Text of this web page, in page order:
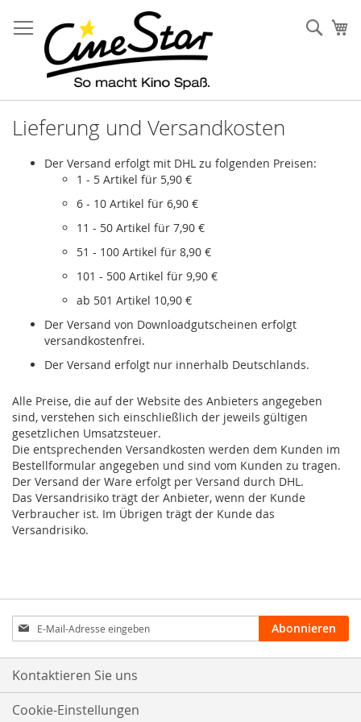
zum
Inhalt
Lieferung und Versandkosten
Der Versand erfolgt mit DHL zu folgenden Preisen:
1 - 5 Artikel für 5,90 €
6 - 10 Artikel für 6,90 €
11 - 50 Artikel für 7,90 €
51 - 100 Artikel für 8,90 €
101 - 500 Artikel für 9,90 €
ab 501 Artikel 10,90 €
Der Versand von Downloadgutscheinen erfolgt
versandkostenfrei.
Der Versand erfolgt nur innerhalb Deutschlands.
Alle Preise, die auf der Website des Anbieters angegeben
sind, verstehen sich einschließlich der jeweils gültigen
gesetzlichen Umsatzsteuer.
Die entsprechenden Versandkosten werden dem Kunden im
Bestellformular angegeben und sind vom Kunden zu tragen.
Der Versand der Ware erfolgt per Versand durch DHL.
Das Versandrisiko trägt der Anbieter, wenn der Kunde
Verbraucher ist. Im Übrigen trägt der Kunde das
Versandrisiko.
Anmeldung
zum
Newsletter:
Abonnieren
Kontaktieren Sie uns
Cookie-Einstellungen